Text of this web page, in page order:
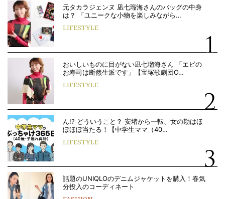
元タカラジェンヌ 凪七瑠海さんのバッグの中身
は？ 「ユニークな小物を楽しみながら…
LIFESTYLE
おいしいものに目がない凪七瑠海さん 「エビの
お寿司は断然生派です」【宝塚歌劇団O…
LIFESTYLE
ん!? どういうこと？ 安堵から一転、女の勘はほ
ぼほぼ当たる！【中学生ママ（40…
LIFESTYLE
話題のUNIQLOのデニムジャケットを購入！春気
分投入のコーディネート